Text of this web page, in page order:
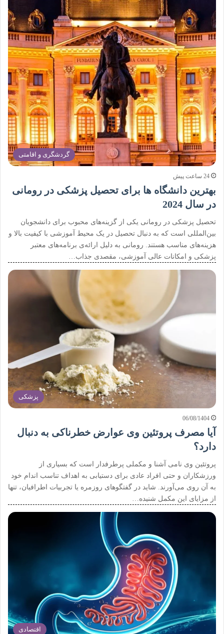
گردشگری و اقامتی
24 ساعت پیش
بهترین دانشگاه ها برای تحصیل پزشکی در رومانی
در سال 2024
تحصیل پزشکی در رومانی یکی از گزینه‌های محبوب برای دانشجویان
بین‌المللی است که به دنبال تحصیل در یک محیط آموزشی با کیفیت بالا و
هزینه‌های مناسب هستند. رومانی به دلیل ارائه‌ی برنامه‌های معتبر
پزشکی و امکانات عالی آموزشی، مقصدی جذاب…
پزشکی
06/08/1404
آیا مصرف پروتئین وی عوارض خطرناکی به دنبال
دارد؟
پروتئین وی نامی آشنا و مکملی پرطرفدار است که بسیاری از
ورزشکاران و حتی افراد عادی برای دستیابی به اهداف تناسب اندام خود
به آن روی می‌آورند. شاید در گفتگوهای روزمره یا تجربیات اطرافیان، تنها
از مزایای این مکمل شنیده…
اقتصادی